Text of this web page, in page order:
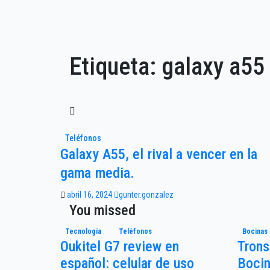
Etiqueta: galaxy a55
Teléfonos
Galaxy A55, el rival a vencer en la
gama media.
abril 16, 2024 gunter.gonzalez
You missed
Tecnología Teléfonos
Oukitel G7 review en
español: celular de uso
Bocinas